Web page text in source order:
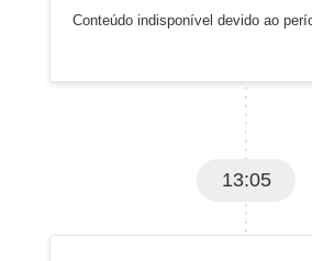
Conteúdo indisponível devido ao
13:05